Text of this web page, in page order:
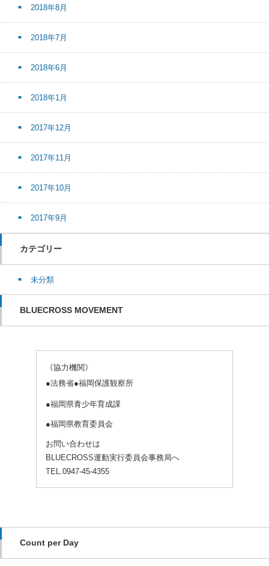
2018年8月
2018年7月
2018年6月
2018年1月
2017年12月
2017年11月
2017年10月
2017年9月
カテゴリー
未分類
BLUECROSS MOVEMENT
《協力機関》
●法務省●福岡保護観察所
●福岡県青少年育成課
●福岡県教育委員会
お問い合わせは
BLUECROSS運動実行委員会事務局へ
TEL.0947-45-4355
Count per Day